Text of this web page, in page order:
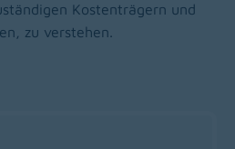
Kostenträgern und
zu verstehen.